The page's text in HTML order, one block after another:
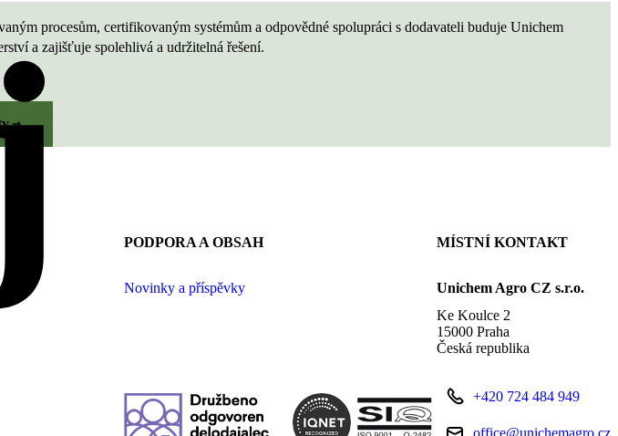
procesům, certifikovaným systémům a odpovědné spolupráci s dodavateli buduje Unichem
a zajišťuje spolehlivá a udržitelná řešení.
PODPORA A OBSAH
Novinky a příspěvky
MÍSTNÍ KONTAKT
Unichem Agro CZ s.r.o.
Ke Koulce 2
15000 Praha
Česká republika
+420 724 484 949
office@unichemagro.cz